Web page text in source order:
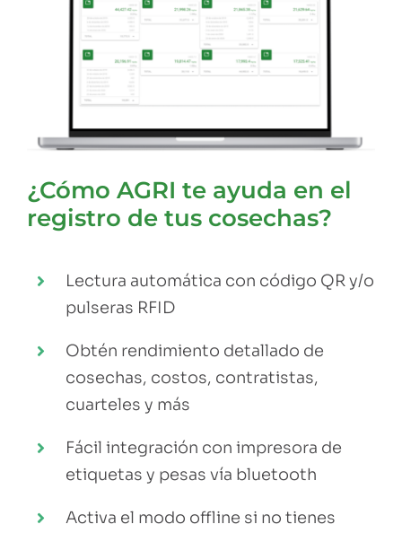
¿Cómo AGRI te ayuda en el
registro de tus cosechas?
Lectura automática con código QR y/o
pulseras RFID
Obtén rendimiento detallado de
cosechas, costos, contratistas,
cuarteles y más
Fácil integración con impresora de
etiquetas y pesas vía bluetooth
Activa el modo offline si no tienes